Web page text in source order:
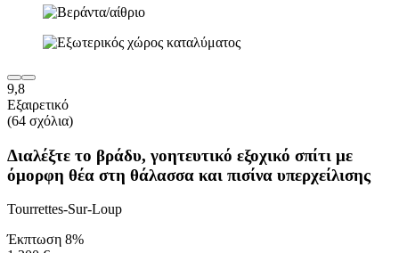
9,8
Εξαιρετικό
(64 σχόλια)
Διαλέξτε το βράδυ, γοητευτικό εξοχικό σπίτι με
όμορφη θέα στη θάλασσα και πισίνα υπερχείλισης
Tourrettes-Sur-Loup
Έκπτωση 8%